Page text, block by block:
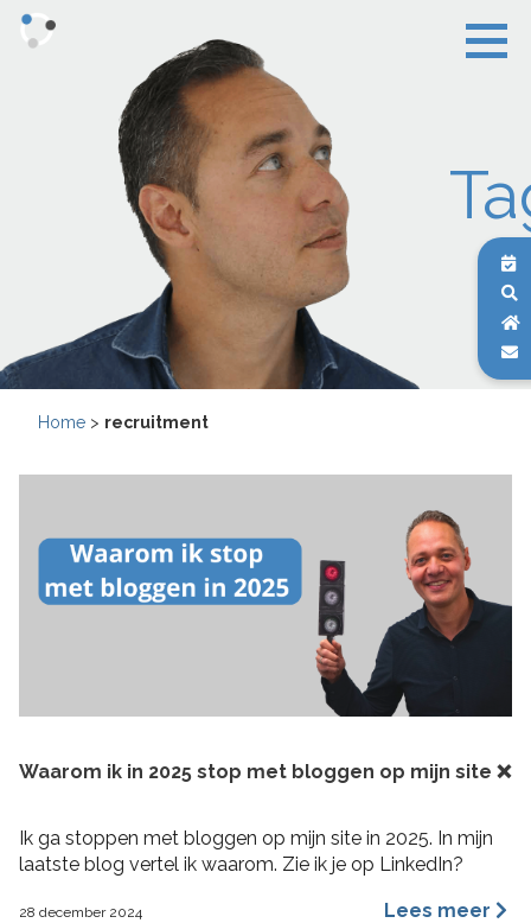
Home > recruitment
Waarom ik in 2025 stop met bloggen op mijn site ❌
Ik ga stoppen met bloggen op mijn site in 2025. In mijn
laatste blog vertel ik waarom. Zie ik je op LinkedIn?
28 december 2024 Lees meer